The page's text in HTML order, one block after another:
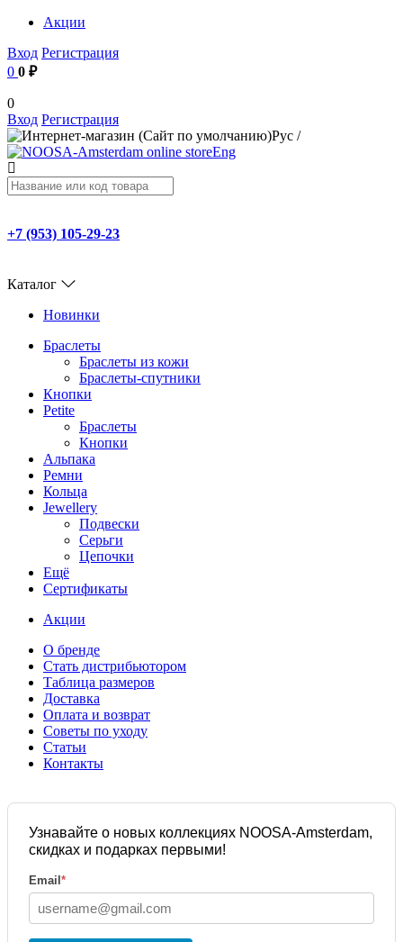
Акции
Вход Регистрация
0 0 ₽
0
Вход Регистрация
Рус /
Eng
+7 (953) 105-29-23
Каталог
Новинки
Браслеты
Браслеты из кожи
Браслеты-спутники
Кнопки
Petite
Браслеты
Кнопки
Альпака
Ремни
Кольца
Jewellery
Подвески
Серьги
Цепочки
Ещё
Сертификаты
Акции
О бренде
Стать дистрибьютором
Таблица размеров
Доставка
Оплата и возврат
Советы по уходу
Статьи
Контакты
Узнавайте о новых коллекциях NOOSA-Amsterdam,
скидках и подарках первыми!
Email *